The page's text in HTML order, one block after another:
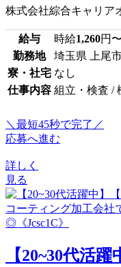
株式会社綜合キャリア
給与 時給1,260円〜
勤務地
埼玉県 上尾
寮・社宅 なし
仕事内容 組立・検査 /
＼最短45秒で完了／
応募へ進む
詳しく
見る
【20~30代活